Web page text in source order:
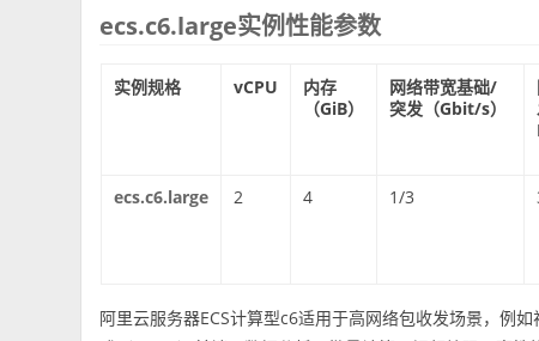
ecs.c6.large实例性能参数
实例规格 vCPU
内存
（GiB）
网络带宽基础/
突发（Gbit/s）
ecs.c6.large 2 4 1/3
阿里云服务器ECS计算型c6适用于高网络包收发场景，例